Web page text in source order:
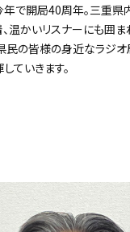
で開局40周年。三重県
温かいリスナーにも囲
民の皆様の身近なラジ
ていきます。